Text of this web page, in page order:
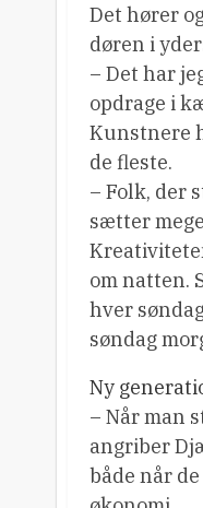
Det hører
døren i
– Det har
opdrage i
Kunstnere
de fleste.
– Folk, der
sætter
om natten.
hver
søndag
Ny
– Når man
angriber
både når